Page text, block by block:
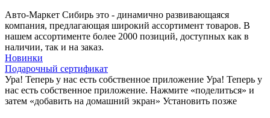
Авто-Маркет Сибирь это - динамично развивающаяся
компания, предлагающая широкий ассортимент товаров. В
нашем ассортименте более 2000 позиций, доступных как в
наличии, так и на заказ.
Новинки
Подарочный сертификат
Ура! Теперь у нас есть собственное приложение Ура! Теперь у
нас есть собственное приложение. Нажмите «поделиться» и
затем «добавить на домашний экран» Установить позже